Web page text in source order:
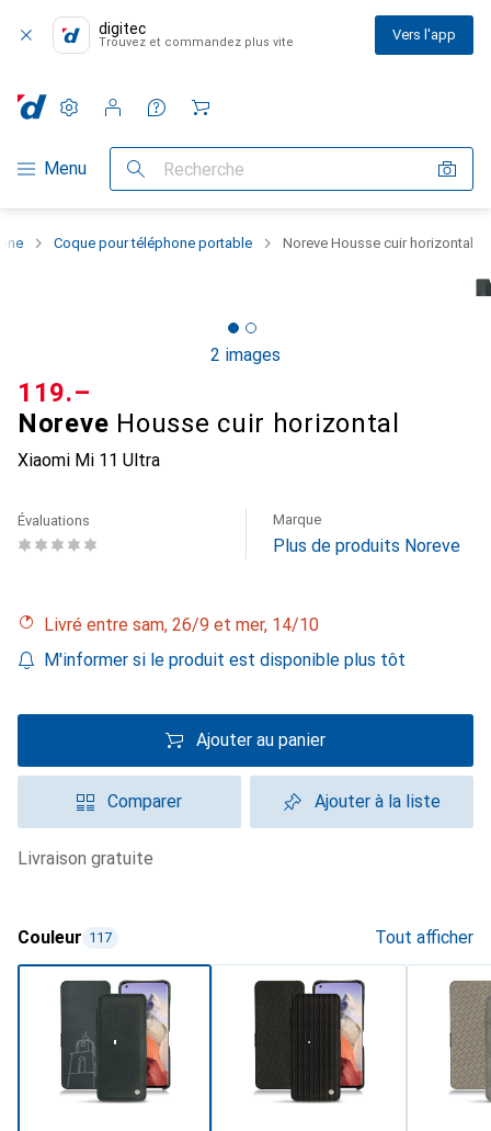
digitec
Trouvez et commandez plus vite Vers l'app
Navigation par catégorie
Menu Recherche
Paramètres
Compte client
Listes de comparaison
Listes d'envies
Panier
Coque pour téléphone portable Noreve Housse cuir horizontal
2 images
Noreve Housse cuir horizontal
Xiaomi Mi 11 Ultra
CHF
119.–
Évaluations Marque
Plus de produits Noreve
Livré entre sam, 26/9 et mer, 14/10
M'informer si le produit est disponible plus tôt
Ajouter au panier
Comparer Ajouter à la liste
livraison gratuite
Couleur 117 Tout afficher